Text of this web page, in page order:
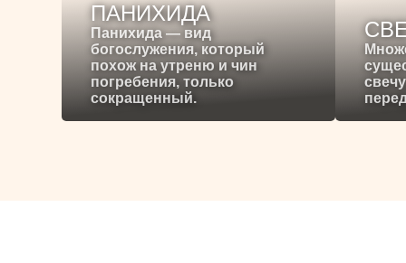
ПАНИХИДА
Панихида — вид
богослужения, который
похож на утреню и чин
погребения, только
сокращенный.